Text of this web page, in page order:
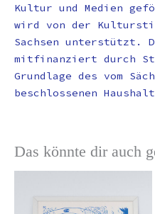
Kultur und Medien
wird von der
Sachsen unterstützt.
mitfinanziert durch
Grundlage des vom
beschlossenen
Das könnte dir auch